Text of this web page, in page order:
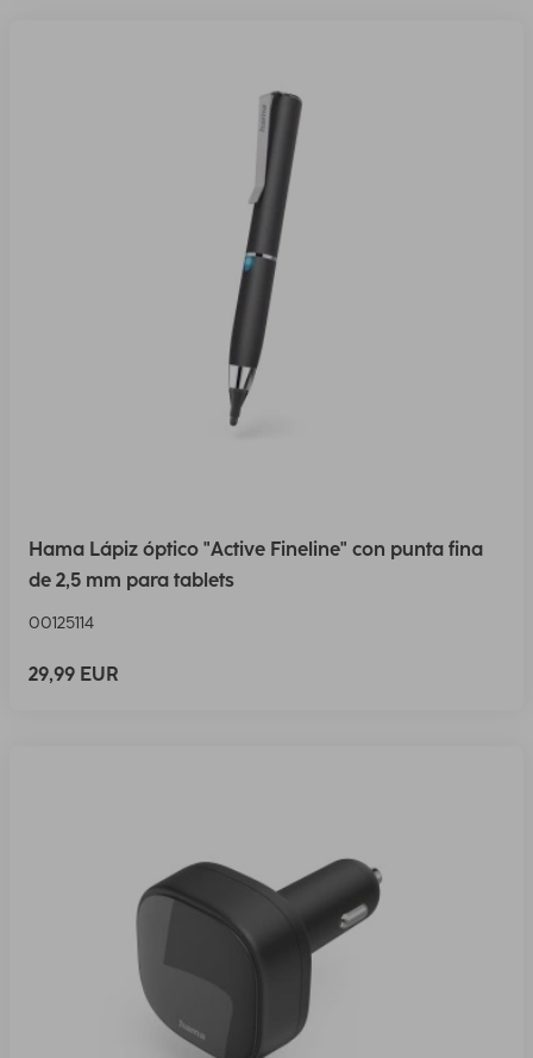
Hama Lápiz óptico "Active Fineline" con punta fina
de 2,5 mm para tablets
00125114
29,99 EUR